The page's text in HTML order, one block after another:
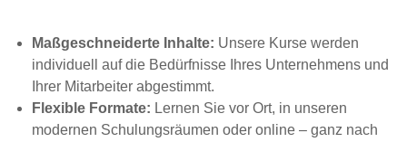
Maßgeschneiderte Inhalte: Unsere Kurse werden
individuell auf die Bedürfnisse Ihres Unternehmens und
Ihrer Mitarbeiter abgestimmt.
Flexible Formate: Lernen Sie vor Ort, in unseren
modernen Schulungsräumen oder online – ganz nach